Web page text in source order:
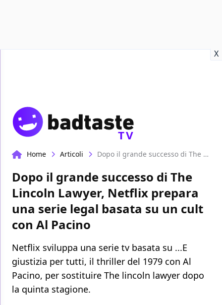
X
TV
Home Articoli Dopo il grande successo di The Lincoln Lawyer, Netflix prepara una serie legal basata su un cult con Al Pacino
Dopo il grande successo di The
Lincoln Lawyer, Netflix prepara
una serie legal basata su un cult
con Al Pacino
Netflix sviluppa una serie tv basata su ...E
giustizia per tutti, il thriller del 1979 con Al
Pacino, per sostituire The lincoln lawyer dopo
la quinta stagione.